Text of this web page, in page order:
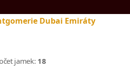
Dubai Emiráty
jamek: 18